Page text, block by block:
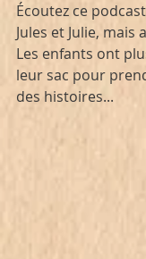
Écoutez ce
Jules et Julie, mais
Les enfants ont
leur sac pour
des histoires...